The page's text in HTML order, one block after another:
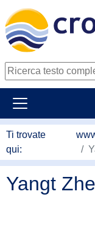
Ti trovate
qui:
Yangt